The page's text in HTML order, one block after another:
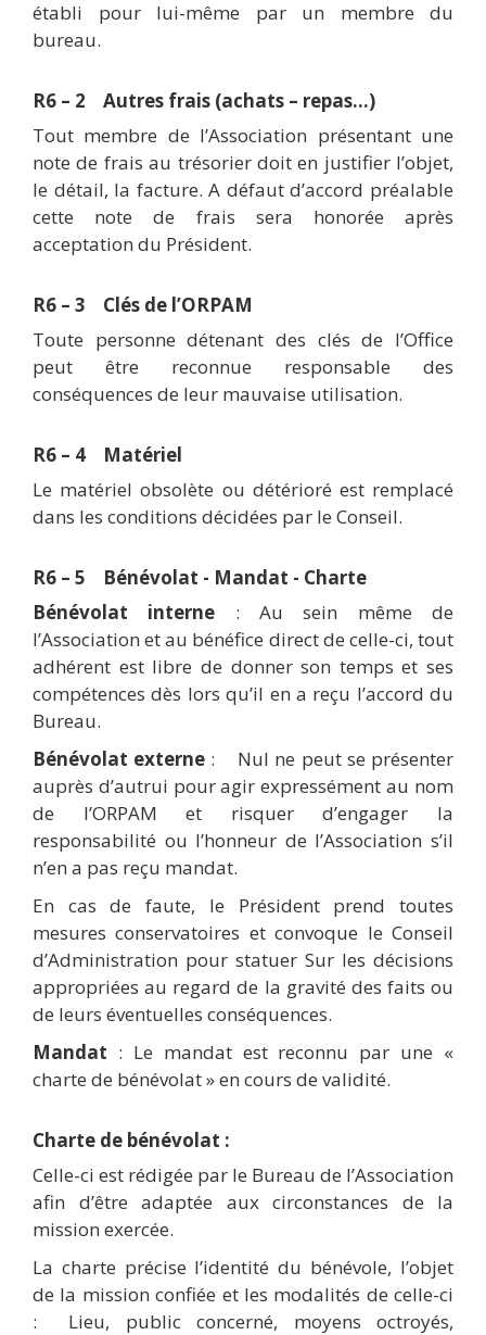
établi pour lui-même par un membre du
bureau.
R6 – 2 Autres frais (achats – repas...)
Tout membre de l’Association présentant une
note de frais au trésorier doit en justifier l’objet,
le détail, la facture. A défaut d’accord préalable
cette note de frais sera honorée après
acceptation du Président.
R6 – 3 Clés de l’ORPAM
Toute personne détenant des clés de l’Office
peut être reconnue responsable des
conséquences de leur mauvaise utilisation.
R6 – 4 Matériel
Le matériel obsolète ou détérioré est remplacé
dans les conditions décidées par le Conseil.
R6 – 5 Bénévolat - Mandat - Charte
Bénévolat interne : Au sein même de
l’Association et au bénéfice direct de celle-ci, tout
adhérent est libre de donner son temps et ses
compétences dès lors qu’il en a reçu l’accord du
Bureau.
Bénévolat externe : Nul ne peut se présenter
auprès d’autrui pour agir expressément au nom
de l’ORPAM et risquer d’engager la
responsabilité ou l’honneur de l’Association s’il
n’en a pas reçu mandat.
En cas de faute, le Président prend toutes
mesures conservatoires et convoque le Conseil
d’Administration pour statuer Sur les décisions
appropriées au regard de la gravité des faits ou
de leurs éventuelles conséquences.
Mandat : Le mandat est reconnu par une «
charte de bénévolat » en cours de validité.
Charte de bénévolat :
Celle-ci est rédigée par le Bureau de l’Association
afin d’être adaptée aux circonstances de la
mission exercée.
La charte précise l’identité du bénévole, l’objet
de la mission confiée et les modalités de celle-ci
: Lieu, public concerné, moyens octroyés,